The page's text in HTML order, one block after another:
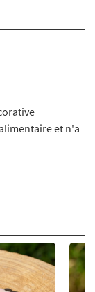
et n'a